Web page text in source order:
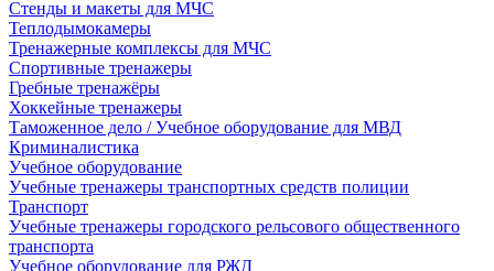
Стенды и макеты для МЧС
Теплодымокамеры
Тренажерные комплексы для МЧС
Спортивные тренажеры
Гребные тренажёры
Хоккейные тренажеры
Таможенное дело / Учебное оборудование для МВД
Криминалистика
Учебное оборудование
Учебные тренажеры транспортных средств полиции
Транспорт
Учебные тренажеры городского рельсового общественного
транспорта
Учебное оборудование для РЖД